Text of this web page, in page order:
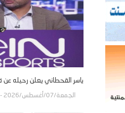
ياسر القحطاني يعلن رحيله
الجمعة/07/أغسطس/2026 - 06:45 ص